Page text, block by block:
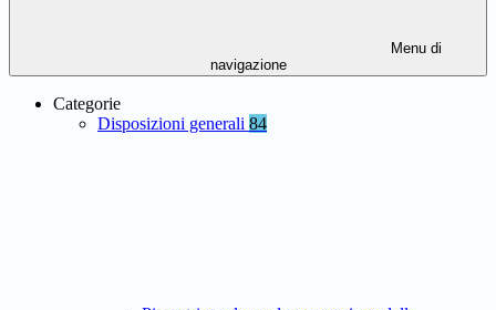
Menu di
navigazione
Categorie
Disposizioni generali 84